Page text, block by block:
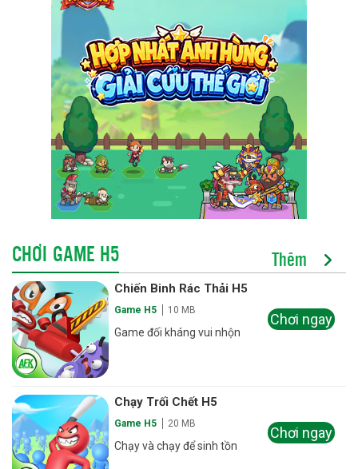
CHƠI GAME H5 Thêm
Chiến Binh Rác Thải H5
Game H5 10 MB
Game đối kháng vui nhộn
Chơi ngay
Chạy Trối Chết H5
Game H5 20 MB
Chạy và chạy để sinh tồn
Chơi ngay